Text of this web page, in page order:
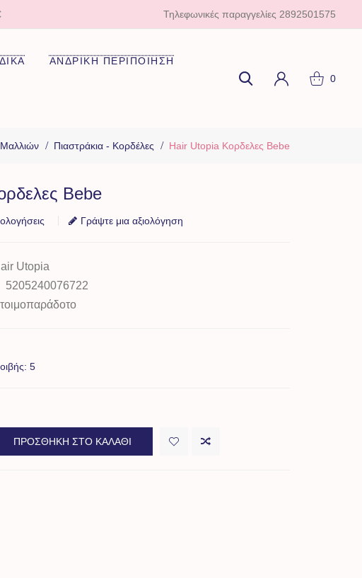
Τηλεφωνικές παραγγελίες 2892501575
ΑΝΔΡΙΚΗ ΠΕΡΙΠΟΙΗΣΗ
0
Πιαστράκια - Κορδέλες Hair Utopia Κορδελες Bebe
Bebe
Γράψτε μια αξιολόγηση
Utopia
5205240076722
5
ΠΡΟΣΘΉΚΗ ΣΤΟ ΚΑΛΆΘΙ